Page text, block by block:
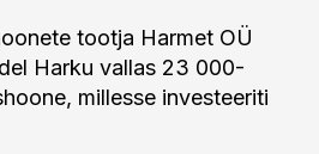
tootja Harmet OÜ
Harku vallas 23 000-
millesse investeeriti